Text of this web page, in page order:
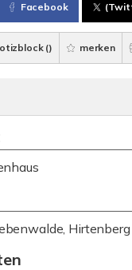
Facebook
() merken